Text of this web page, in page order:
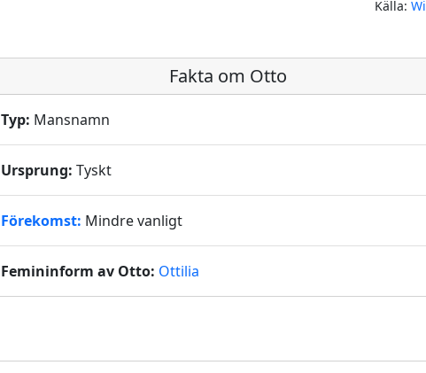
Källa:
Fakta om Otto
Typ: Mansnamn
Ursprung: Tyskt
Förekomst: Mindre vanligt
Femininform av Otto: Ottilia